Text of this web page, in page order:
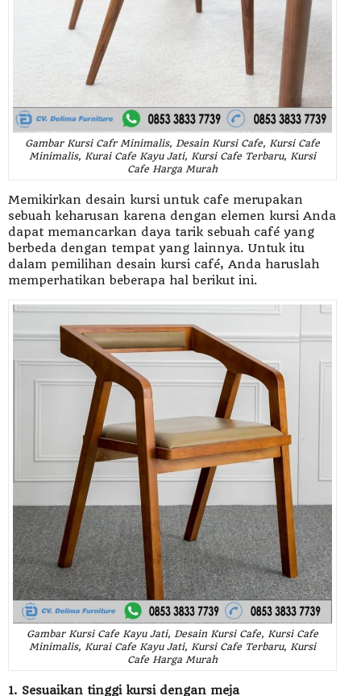
Gambar Kursi Cafr Minimalis, Desain Kursi Cafe, Kursi Cafe
Minimalis, Kurai Cafe Kayu Jati, Kursi Cafe Terbaru, Kursi
Cafe Harga Murah
Memikirkan desain kursi untuk cafe merupakan
sebuah keharusan karena dengan elemen kursi Anda
dapat memancarkan daya tarik sebuah café yang
berbeda dengan tempat yang lainnya. Untuk itu
dalam pemilihan desain kursi café, Anda haruslah
memperhatikan beberapa hal berikut ini.
Gambar Kursi Cafe Kayu Jati, Desain Kursi Cafe, Kursi Cafe
Minimalis, Kurai Cafe Kayu Jati, Kursi Cafe Terbaru, Kursi
Cafe Harga Murah
1. Sesuaikan tinggi kursi dengan meja